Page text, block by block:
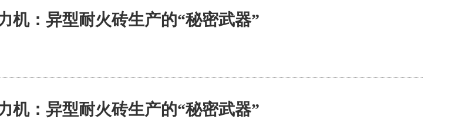
机：异型耐火砖生产的“秘密武器”
机：异型耐火砖生产的“秘密武器”